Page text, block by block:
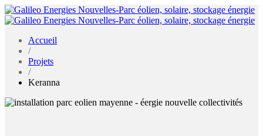
Accueil
/
Projets
/
Keranna